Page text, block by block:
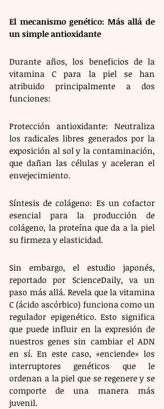
El mecanismo genético: Más allá de
un simple antioxidante
Durante años, los beneficios de la
vitamina C para la piel se han
atribuido principalmente a dos
funciones:
Protección antioxidante: Neutraliza
los radicales libres generados por la
exposición al sol y la contaminación,
que dañan las células y aceleran el
envejecimiento.
Síntesis de colágeno: Es un cofactor
esencial para la producción de
colágeno, la proteína que da a la piel
su firmeza y elasticidad.
Sin embargo, el estudio japonés,
reportado por ScienceDaily, va un
paso más allá. Revela que la vitamina
C (ácido ascórbico) funciona como un
regulador epigenético. Esto significa
que puede influir en la expresión de
nuestros genes sin cambiar el ADN
en sí. En este caso, «enciende» los
interruptores genéticos que le
ordenan a la piel que se regenere y se
comporte de una manera más
juvenil.